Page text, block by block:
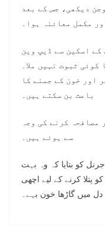
دیکھی، جس کے بعد
مکمل معائنہ ہوا۔
کے اسکین سے ڈیپ وین
ثبوت نہیں ملا۔
اور خون کے جمنے کا
باعث بن سکتے ہیں۔
مصافحہ کرنے کی وجہ
سے ہوئے ہیں۔
کو بتایا کہ وہ بہت
پتلا کرنے کے لیے اچھی